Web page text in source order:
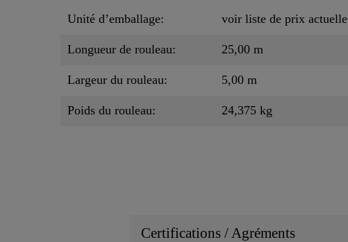
Unité d’emballage: voir liste de prix actuelle
Longueur de rouleau: 25,00 m
Largeur du rouleau: 5,00 m
Poids du rouleau: 24,375 kg
Certifications / Agréments